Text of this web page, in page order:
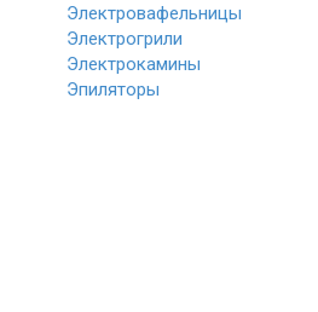
Электровафельницы
Электрогрили
Электрокамины
Эпиляторы